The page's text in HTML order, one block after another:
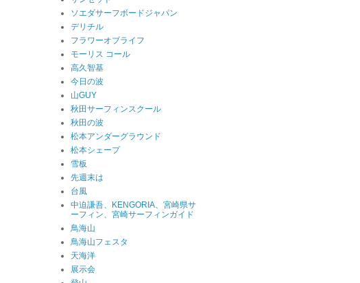
ソエダサーフボードジャパン
デリチル
フラワーオブライフ
モーリス コール
高久智基
今日の波
山GUY
秋田サーフィンスクール
秋田の波
松本アンダーグラウンド
松本シェープ
雪板
先週末は
台風
中迫謙吾、KENGORIA、宮崎県サ
ーフィン、宮崎サーフィンガイド
鳥海山
鳥海山フェスタ
天海洋
展示会